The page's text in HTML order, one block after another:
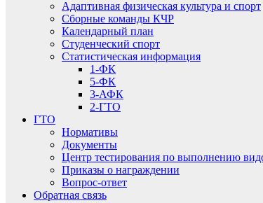
Адаптивная физическая культура и спорт
Сборные команды КЧР
Календарный план
Студенческий спорт
Статистическая информация
1-ФК
5-ФК
3-АФК
2-ГТО
ГТО
Нормативы
Документы
Центр тестирования по выполнению
Приказы о награждении
Вопрос-ответ
Обратная связь